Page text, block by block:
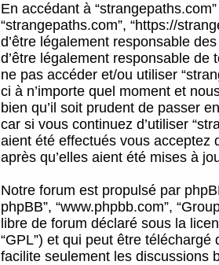
En accédant à
“strangepaths.com”, “https://
d’être légalement responsable
d’être légalement responsable
ne pas accéder et/ou utiliser
ci à n’importe quel moment et
bien qu’il soit prudent de passer
car si vous continuez d’utiliser
aient été effectués vous acceptez
après qu’elles aient été mises à
Notre forum est propulsé par
phpBB”, “www.phpbb.com”,
libre de forum déclaré sous la
“GPL”) et qui peut être téléchargé
facilite seulement les discussions